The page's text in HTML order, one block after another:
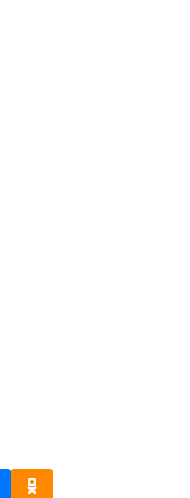
odnoclassniki